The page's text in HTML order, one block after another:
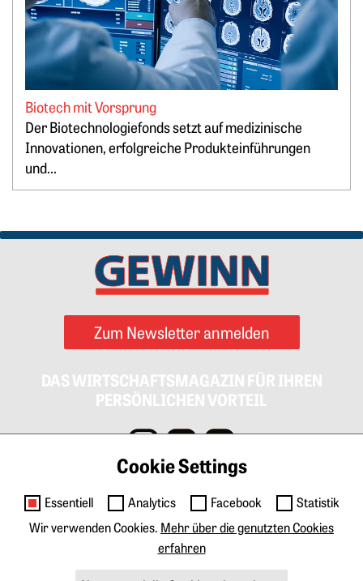
Springe zum Ende des Werbebanners
Biotech mit Vorsprung
Der Biotechnologiefonds setzt auf medizinische
Innovationen, erfolgreiche Produkteinführungen
und...
Zum Newsletter anmelden
DAS WIRTSCHAFTSMAGAZIN FÜR IHREN
PERSÖNLICHEN VORTEIL
Kontakt
Anzeigen & Marketing
Tarife Digital
Mediadaten
Cookie Settings
Essentiell Analytics Facebook
Statistik
Wir verwenden Cookies. Mehr über die genutzten Cookies
erfahren